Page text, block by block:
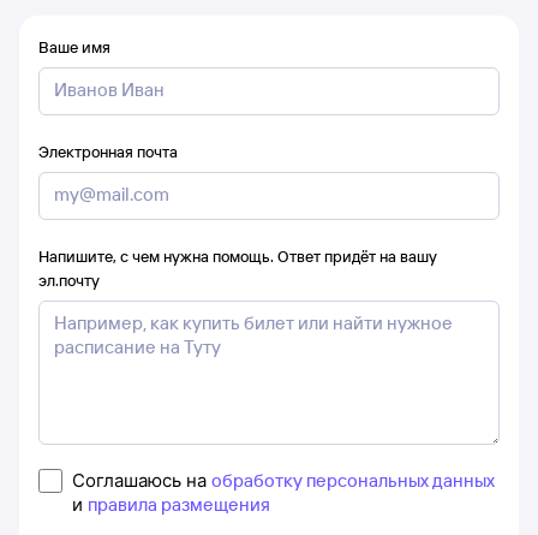
Ваше имя
Электронная почта
Напишите, с чем нужна помощь. Ответ придёт на вашу
эл.почту
Соглашаюсь на обработку персональных данных
и правила размещения